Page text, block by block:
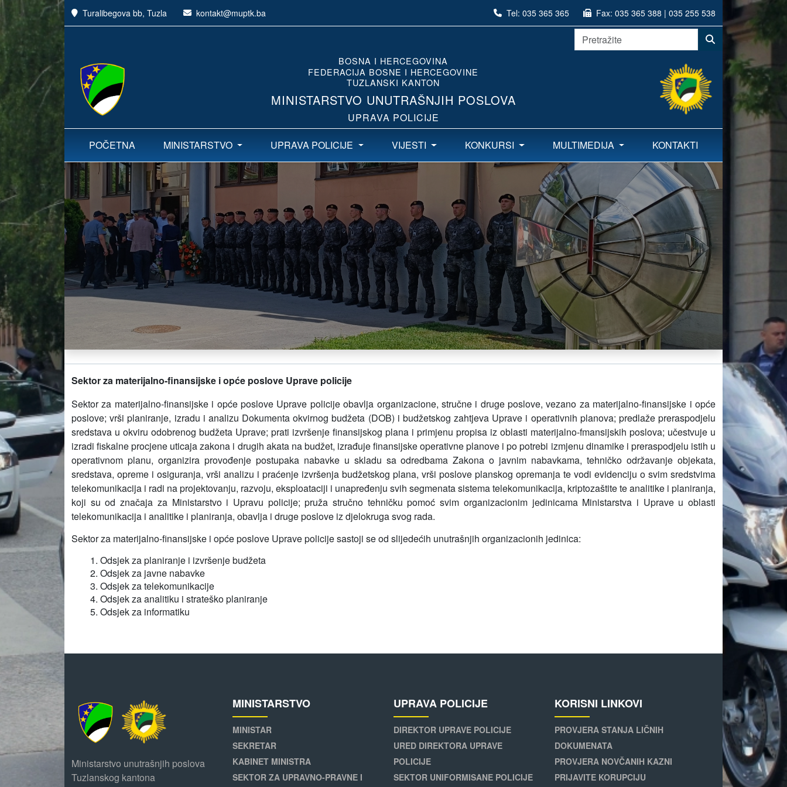
Turalibegova bb, Tuzla kontakt@muptk.ba Tel: 035 365 365 Fax: 035 365 388 | 035 255 538
BOSNA I HERCEGOVINA
FEDERACIJA BOSNE I HERCEGOVINE
TUZLANSKI KANTON
MINISTARSTVO UNUTRAŠNJIH POSLOVA
UPRAVA POLICIJE
POČETNA MINISTARSTVO UPRAVA POLICIJE VIJESTI KONKURSI MULTIMEDIJA KONTAKTI
Sektor za materijalno-finansijske i opće poslove Uprave policije
Sektor za materijalno-finansijske i opće poslove Uprave policije obavlja organizacione, stručne i druge poslove, vezano za materijalno-finansijske i opće
poslove;vrši planiranje, izradu i analizu Dokumenta okvirnog budžeta (DOB) i budžetskog zahtjeva Uprave i operativnih planova; predlaže preraspodjelu
sredstava u okviru odobrenog budžeta Uprave; prati izvršenje finansijskog plana i primjenu propisa iz oblasti materijalno-fmansijskih poslova; učestvuje u
izradi fiskalne procjene uticaja zakona i drugih akata na budžet, izrađuje finansijske operativne planove i po potrebi izmjenu dinamike i preraspodjelu istih u
operativnom planu, organizira provođenje postupaka nabavke u skladu sa odredbama Zakona o javnim nabavkama,tehničko održavanje objekata,
sredstava, opreme i osiguranja, vrši analizu i praćenje izvršenja budžetskog plana, vrši poslove planskog opremanja te vodi evidenciju o svim sredstvima
telekomunikacija i radi na projektovanju, razvoju, eksploataciji i unapređenju svih segmenata sistema telekomunikacija, kriptozaštite te analitike i planiranja,
koji su od značaja za Ministarstvo i Upravu policije;pruža stručno tehničku pomoć svim organizacionim jedinicama Ministarstva i Uprave u oblasti
telekomunikacija i analitike i planiranja, obavlja i druge poslove iz djelokruga svog rada.
Sektor za materijalno-finansijske i opće poslove Uprave policije sastoji se od slijedećih unutrašnjih organizacionih jedinica:
1. Odsjek za planiranje i izvršenje budžeta
2. Odsjek za javne nabavke
3. Odsjek za telekomunikacije
4. Odsjek za analitiku i strateško planiranje
5. Odsjek za informatiku
Ministarstvo unutrašnjih poslova
Tuzlanskog kantona
MINISTARSTVO
MINISTAR
SEKRETAR
KABINET MINISTRA
SEKTOR ZA UPRAVNO-PRAVNE I
UPRAVA POLICIJE
DIREKTOR UPRAVE POLICIJE
URED DIREKTORA UPRAVE
POLICIJE
SEKTOR UNIFORMISANE POLICIJE
KORISNI LINKOVI
PROVJERA STANJA LIČNIH
DOKUMENATA
PROVJERA NOVČANIH KAZNI
PRIJAVITE KORUPCIJU